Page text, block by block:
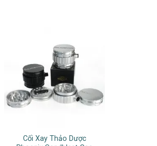
nhiều
biến
thể.
Các
tùy
được
Cối Xay Thảo Dược